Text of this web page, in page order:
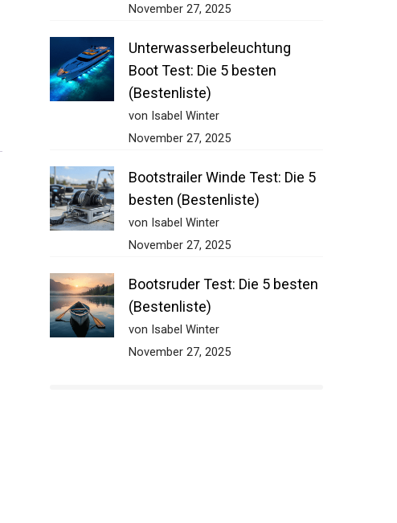
November 27, 2025
Unterwasserbeleuchtung
Boot Test: Die 5 besten
(Bestenliste)
von Isabel Winter
November 27, 2025
Bootstrailer Winde Test: Die 5
besten (Bestenliste)
von Isabel Winter
November 27, 2025
Bootsruder Test: Die 5 besten
(Bestenliste)
von Isabel Winter
November 27, 2025